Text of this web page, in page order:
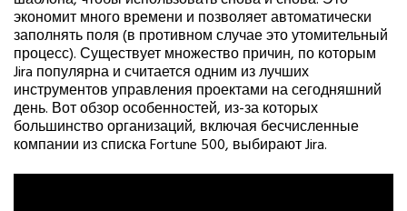
экономит много времени и позволяет автоматически
заполнять поля (в противном случае это утомительный
процесс). Существует множество причин, по которым
Jira популярна и считается одним из лучших
инструментов управления проектами на сегодняшний
день. Вот обзор особенностей, из-за которых
большинство организаций, включая бесчисленные
компании из списка Fortune 500, выбирают Jira.